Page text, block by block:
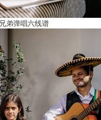
弟弹唱六线谱